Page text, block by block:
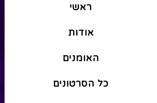
ראשי
אודות
האומנים
כל הסרטונים